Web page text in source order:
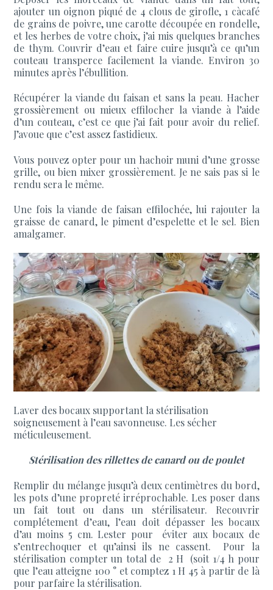
ajouter un oignon piqué de 4 clous de girofle, 1 càcafé
de grains de poivre, une carotte découpée en rondelle,
et les herbes de votre choix, j’ai mis quelques branches
de thym. Couvrir d’eau et faire cuire jusqu’à ce qu’un
couteau transperce facilement la viande. Environ 30
minutes après l’ébullition.
Récupérer la viande du faisan et sans la peau. Hacher
grossièrement ou mieux effilocher la viande à l’aide
d’un couteau, c’est ce que j’ai fait pour avoir du relief.
J’avoue que c’est assez fastidieux.
Vous pouvez opter pour un hachoir muni d’une grosse
grille, ou bien mixer grossièrement. Je ne sais pas si le
rendu sera le même.
Une fois la viande de faisan effilochée, lui rajouter la
graisse de canard, le piment d’espelette et le sel. Bien
amalgamer.
Laver des bocaux supportant la stérilisation
soigneusement à l’eau savonneuse. Les sécher
méticuleusement.
Stérilisation des rillettes de canard ou de poulet
Remplir du mélange jusqu’à deux centimètres du bord,
les pots d’une propreté irréprochable. Les poser dans
un fait tout ou dans un stérilisateur. Recouvrir
complétement d’eau, l’eau doit dépasser les bocaux
d’au moins 5 cm. Lester pour éviter aux bocaux de
s’entrechoquer et qu’ainsi ils ne cassent. Pour la
stérilisation compter un total de 2 H (soit 1/4 h pour
que l’eau atteigne 100 ° et comptez 1 H 45 à partir de là
pour parfaire la stérilisation.